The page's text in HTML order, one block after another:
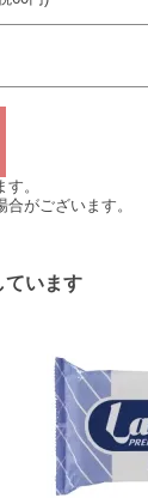
。
がございます。
ています